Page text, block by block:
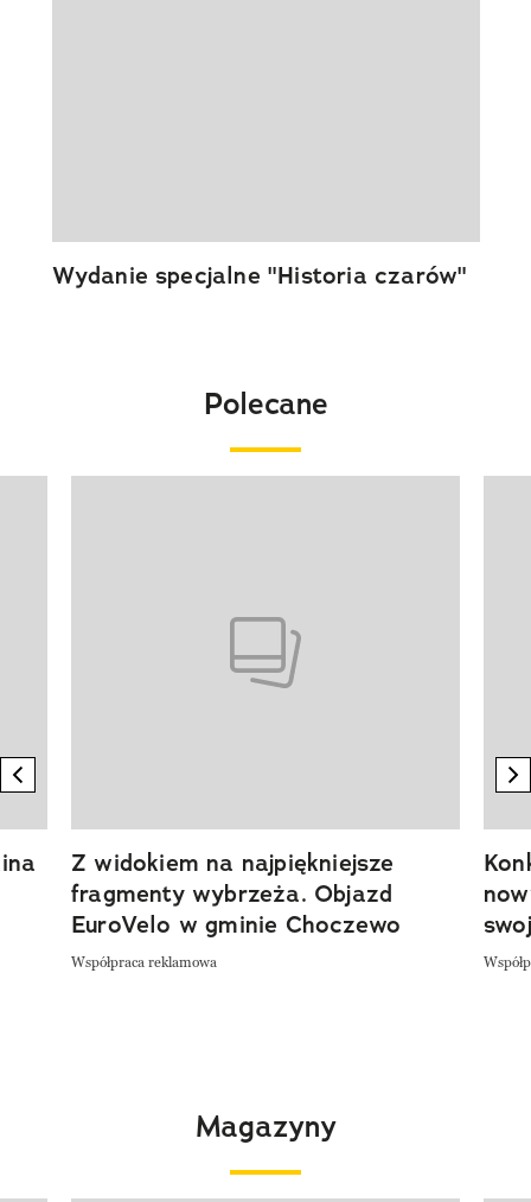
Wydanie specjalne "Historia czarów"
Polecane
previous element
Z widokiem na najpiękniejsze
fragmenty wybrzeża. Objazd
EuroVelo w gminie Choczewo
Współpraca reklamowa
Magazyny